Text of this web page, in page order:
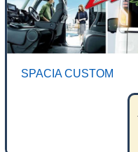
SPACIA CUSTOM